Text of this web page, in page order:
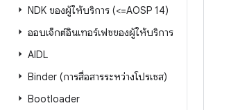
NDK ของผู้ให้บริการ (<=AOSP 14)
ออบเจ็กต์อินเทอร์เฟซของผู้ให้บริการ
AIDL
Binder (การสื่อสารระหว่างโปรเซส)
Bootloader